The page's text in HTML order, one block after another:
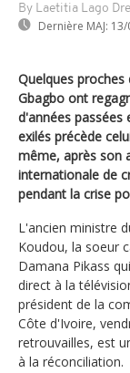
By Laetitia Lago
Dernière MAJ:
Quelques
Gbagbo ont
d'années passées
exilés précède
même, après son
internationale de
pendant la crise
L'ancien ministre
Koudou, la soeur
Damana Pikass
direct à la
président de la
Côte d'Ivoire,
retrouvailles, est
à la réconciliation.